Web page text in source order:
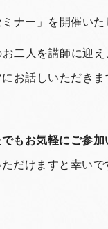
ミナー」を開催い
二人を講師に迎え
お話しいただきま
もお気軽にご参加
だけますと幸いで